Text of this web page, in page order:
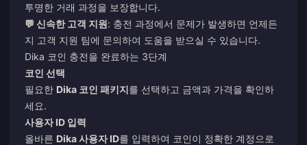
투명한 거래 과정을 보장합니다.
💬 신속한 고객 지원: 충전 과정에서 문제가 발생하면 언제든
지 고객 지원 팀에 문의하여 도움을 받으실 수 있습니다.
Dika 코인 충전을 완료하는 3단계
코인 선택
필요한 Dika 코인 패키지를 선택하고 금액과 가격을 확인하
세요.
사용자 ID 입력
올바른 Dika 사용자 ID를 입력하여 코인이 정확한 계정으로